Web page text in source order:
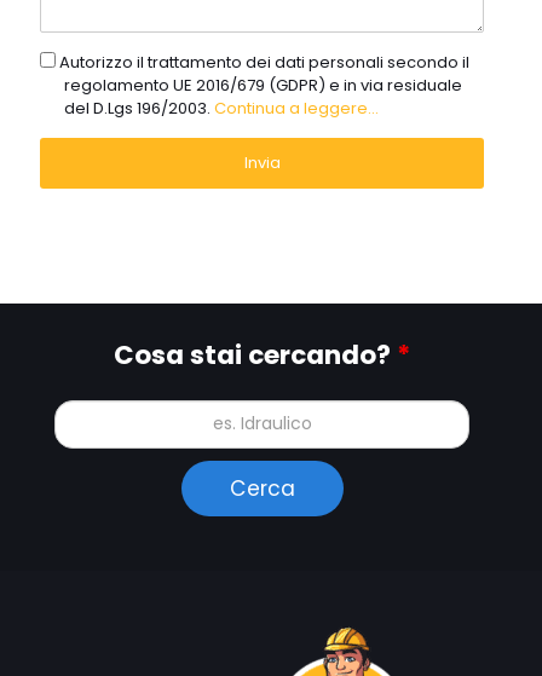
gdprAutorizzo il trattamento dei dati personali secondo il
regolamento UE 2016/679 (GDPR) e in via residuale
del D.Lgs 196/2003. Continua a leggere...
Cosa stai cercando? *